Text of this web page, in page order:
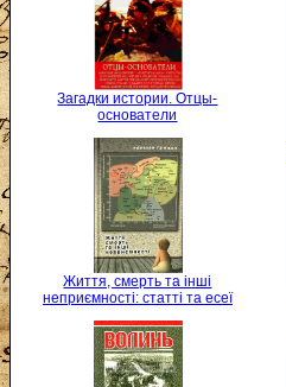
Загадки истории. Отцы-
основатели
Життя, смерть та інші
неприємності: статті та есеї